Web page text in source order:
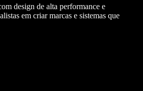
design de alta performance e
em criar marcas e sistemas que